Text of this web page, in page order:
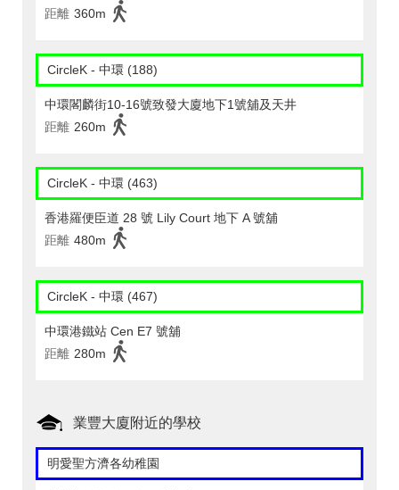
距離 360m
CircleK - 中環 (188)
中環閣麟街10-16號致發大廈地下1號舖及天井
距離 260m
CircleK - 中環 (463)
香港羅便臣道 28 號 Lily Court 地下 A 號舖
距離 480m
CircleK - 中環 (467)
中環港鐵站 Cen E7 號舖
距離 280m
業豐大廈附近的學校
明愛聖方濟各幼稚園